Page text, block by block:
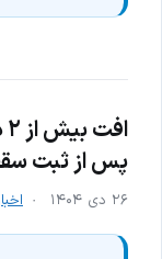
پس از ثبت
۲۶ دی ۱۴۰۴